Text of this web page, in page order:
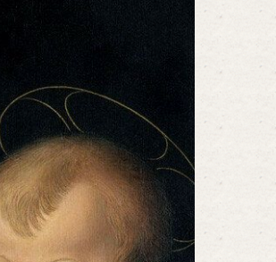
Клегг, Д. Месси против
Противостояние XXI
Москва, 2024. — 457, [2]
Представьте себе идеальную
футбольном поле, где Месси и
соперничают лицом к лицу.
Кто из них победит? Кто